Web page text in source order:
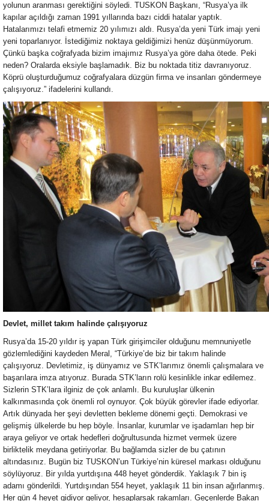
yolunun aranması gerektiğini söyledi. TUSKON Başkanı, “Rusya’ya ilk
kapılar açıldığı zaman 1991 yıllarında bazı ciddi hatalar yaptık.
Hatalarımızı telafi etmemiz 20 yılımızı aldı. Rusya’da yeni Türk imajı yeni
yeni toparlanıyor. İstediğimiz noktaya geldiğimizi henüz düşünmüyorum.
Çünkü başka coğrafyada bizim imajımız Rusya’ya göre daha ötede. Peki
neden? Oralarda eksiyle başlamadık. Biz bu noktada titiz davranıyoruz.
Köprü oluşturduğumuz coğrafyalara düzgün firma ve insanları göndermeye
çalışıyoruz.” ifadelerini kullandı.
Devlet, millet takım halinde çalışıyoruz
Rusya’da 15-20 yıldır iş yapan Türk girişimciler olduğunu memnuniyetle
gözlemlediğini kaydeden Meral, “Türkiye’de biz bir takım halinde
çalışıyoruz. Devletimiz, iş dünyamız ve STK’larımız önemli çalışmalara ve
başarılara imza atıyoruz. Burada STK’ların rolü kesinlikle inkar edilemez.
Sizlerin STK’lara ilginiz de çok anlamlı. Bu kuruluşlar ülkenin
kalkınmasında çok önemli rol oynuyor. Çok büyük görevler ifade ediyorlar.
Artık dünyada her şeyi devletten bekleme dönemi geçti. Demokrasi ve
gelişmiş ülkelerde bu hep böyle. İnsanlar, kurumlar ve işadamları hep bir
araya geliyor ve ortak hedefleri doğrultusunda hizmet vermek üzere
birliktelik meydana getiriyorlar. Bu bağlamda sizler de bu çatının
altındasınız. Bugün biz TUSKON’un Türkiye’nin küresel markası olduğunu
söylüyoruz. Bir yılda yurtdışına 448 heyet gönderdik. Yaklaşık 7 bin iş
adamı gönderildi. Yurtdışından 554 heyet, yaklaşık 11 bin insan ağırlanmış.
Her gün 4 heyet gidiyor geliyor, hesaplarsak rakamları. Geçenlerde Bakan